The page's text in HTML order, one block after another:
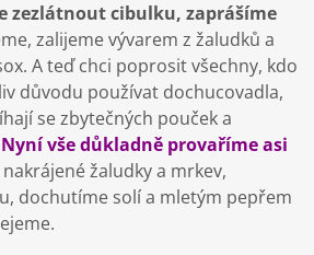
zezlátnout cibulku, zaprášíme
zalijeme vývarem z žaludků a
A teď chci poprosit všechny, kdo
důvodu používat dochucovadla,
se zbytečných pouček a
Nyní vše důkladně provaříme asi
žaludky a mrkev,
dochutíme solí a mletým pepřem